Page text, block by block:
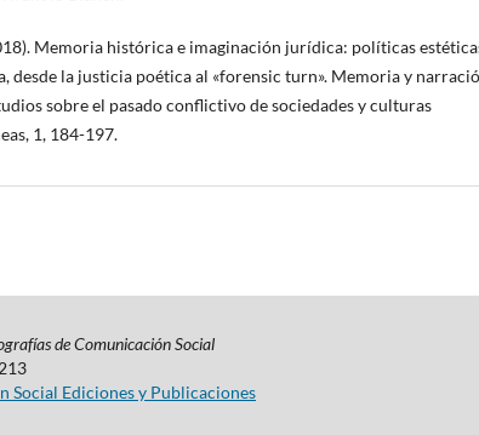
Memoria histórica e imaginación jurídica: políticas
desde la justicia poética al «forensic turn». Memoria y
sobre el pasado conflictivo de sociedades y culturas
1, 184-197.
de Comunicación Social
Social Ediciones y Publicaciones